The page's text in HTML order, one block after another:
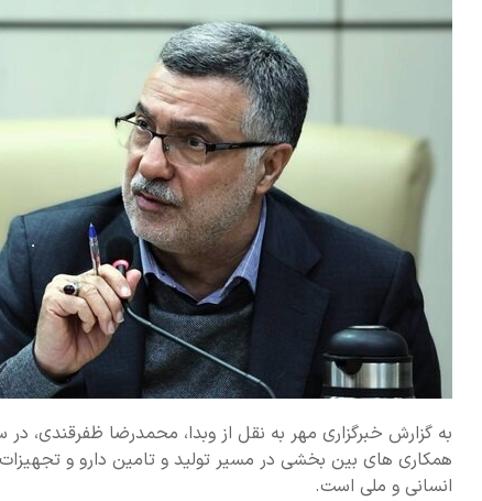
به گزارش خبرگزاری مهر به نقل از وبدا، محمدرضا ظفرقندی،
همکاری های بین بخشی در مسیر تولید و تامین دارو و
انسانی و ملی است.